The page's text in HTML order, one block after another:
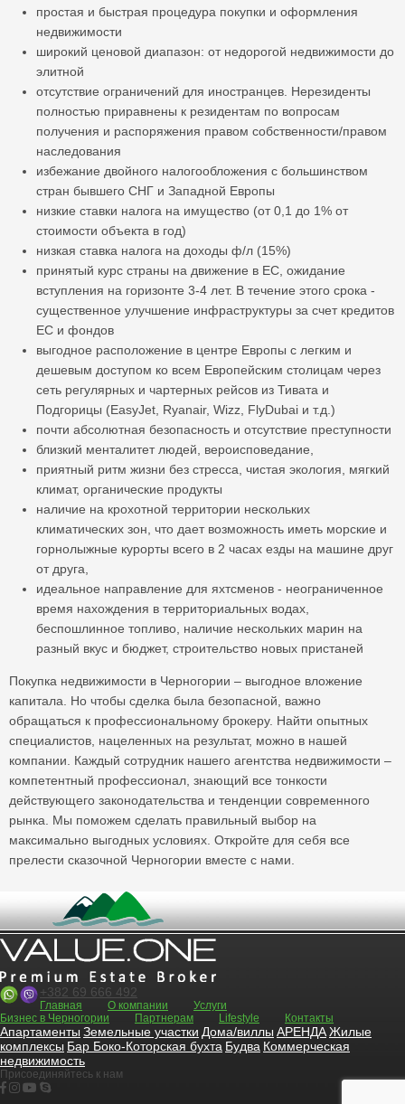
простая и быстрая процедура покупки и оформления
недвижимости
широкий ценовой диапазон: от недорогой недвижимости до
элитной
отсутствие ограничений для иностранцев. Нерезиденты
полностью приравнены к резидентам по вопросам
получения и распоряжения правом собственности/правом
наследования
избежание двойного налогообложения с большинством
стран бывшего СНГ и Западной Европы
низкие ставки налога на имущество (от 0,1 до 1% от
стоимости объекта в год)
низкая ставка налога на доходы ф/л (15%)
принятый курс страны на движение в ЕС, ожидание
вступления на горизонте 3-4 лет. В течение этого срока -
существенное улучшение инфраструктуры за счет кредитов
ЕС и фондов
выгодное расположение в центре Европы с легким и
дешевым доступом ко всем Европейским столицам через
сеть регулярных и чартерных рейсов из Тивата и
Подгорицы (EasyJet, Ryanair, Wizz, FlyDubai и т.д.)
почти абсолютная безопасность и отсутствие преступности
близкий менталитет людей, вероисповедание,
приятный ритм жизни без стресса, чистая экология, мягкий
климат, органические продукты
наличие на крохотной территории нескольких
климатических зон, что дает возможность иметь морские и
горнолыжные курорты всего в 2 часах езды на машине друг
от друга,
идеальное направление для яхтсменов - неограниченное
время нахождения в территориальных водах,
беспошлинное топливо, наличие нескольких марин на
разный вкус и бюджет, строительство новых пристаней
Покупка недвижимости в Черногории – выгодное вложение
капитала. Но чтобы сделка была безопасной, важно
обращаться к профессиональному брокеру. Найти опытных
специалистов, нацеленных на результат, можно в нашей
компании. Каждый сотрудник нашего агентства недвижимости –
компетентный профессионал, знающий все тонкости
действующего законодательства и тенденции современного
рынка. Мы поможем сделать правильный выбор на
максимально выгодных условиях. Откройте для себя все
прелести сказочной Черногории вместе с нами.
+382 69 666 492
Главная О компании
Услуги
Бизнес в Черногории
Партнерам Lifestyle Контакты
Апартаменты Земельные участки Дома/виллы АРЕНДАЖилые
комплексы Бар Боко-Которская бухта Будва Коммерческая
недвижимость
Присоединяйтесь к нам